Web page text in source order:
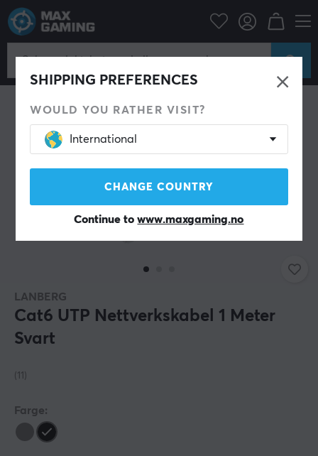
SHIPPING PREFERENCES
WOULD YOU RATHER VISIT?
International
CHANGE COUNTRY
Continue towww.maxgaming.no
Datatilbehør Nettverkskabel
LANBERG
Cat6 UTP Nettverkskabel 1 Meter
Svart
(11)
Farge: